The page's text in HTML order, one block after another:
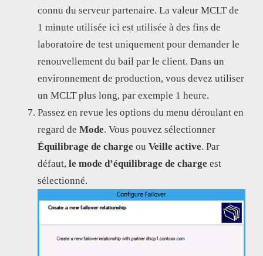
connu du serveur partenaire. La valeur MCLT de
1 minute utilisée ici est utilisée à des fins de
laboratoire de test uniquement pour demander le
renouvellement du bail par le client. Dans un
environnement de production, vous devez utiliser
un MCLT plus long, par exemple 1 heure.
Passez en revue les options du menu déroulant en
regard de Mode. Vous pouvez sélectionner
Équilibrage de charge ou Veille active. Par
défaut, le mode d’équilibrage de charge est
sélectionné.